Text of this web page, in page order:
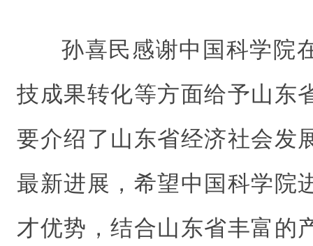
孙喜民感谢中国科学院
技成果转化等方面给予山东
要介绍了山东省经济社会发
最新进展，希望中国科学院
才优势，结合山东省丰富的